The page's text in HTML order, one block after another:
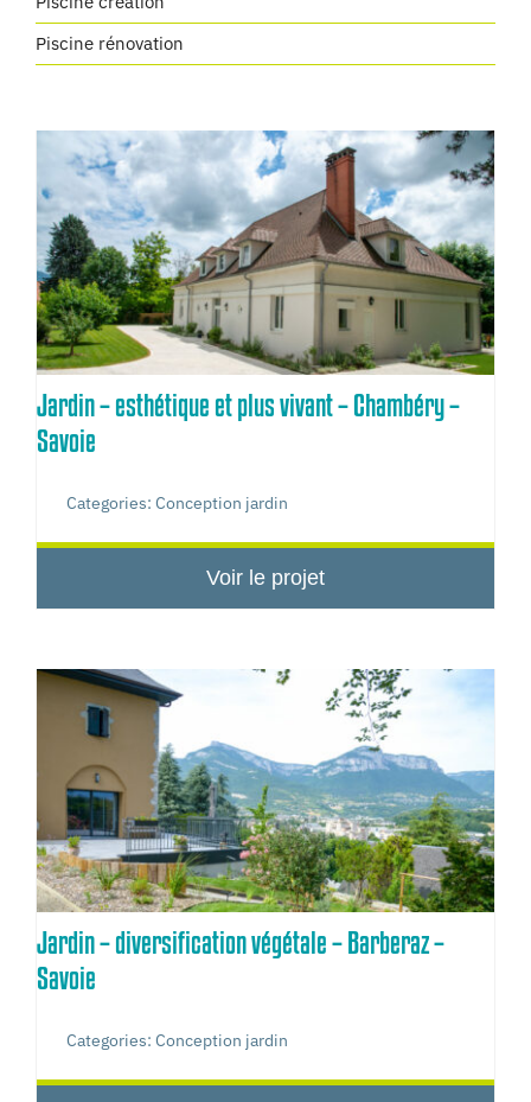
Piscine rénovation
Jardin – esthétique et plus vivant – Chambéry –
Savoie
Categories: Conception jardin
Voir le projet
Jardin – diversification végétale – Barberaz –
Savoie
Categories: Conception jardin